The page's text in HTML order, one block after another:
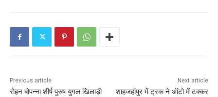
Previous article
रोहन बोपन्ना शीर्ष पुरुष युगल खिलाड़ी
Next article
शाहजहांपुर में ट्रक ने ऑटो में टक्कर